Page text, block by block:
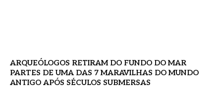
ARQUEÓLOGOS RETIRAM DO FUNDO DO MAR
PARTES DE UMA DAS 7 MARAVILHAS DO MUNDO
ANTIGO APÓS SÉCULOS SUBMERSAS